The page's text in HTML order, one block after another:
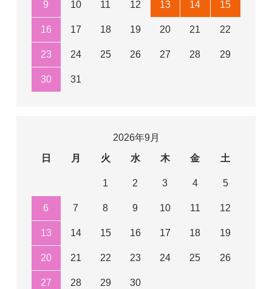
9 10 11 12 13 14 15
16 17 18 19 20 21 22
23 24 25 26 27 28 29
30 31
2026年9月
日
月 火 水 木 金 土
1 2 3 4 5
6 7 8 9 10 11 12
13 14 15 16 17 18 19
20 21 22 23 24 25 26
27 28 29 30